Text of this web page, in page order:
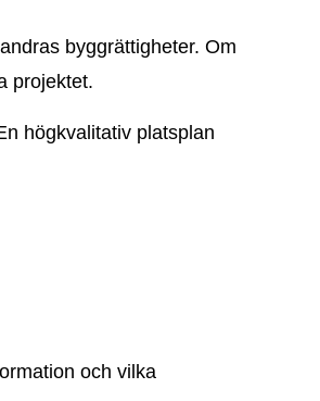
byggrättigheter. Om
projektet.
högkvalitativ platsplan
och vilka